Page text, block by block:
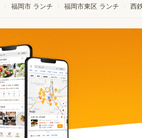
福岡市 ランチ 福岡市東区 ランチ 西